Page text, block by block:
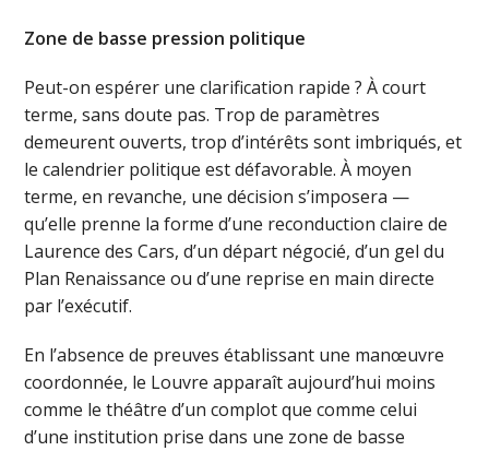
Zone de basse pression politique
Peut-on espérer une clarification rapide ? À court
terme, sans doute pas. Trop de paramètres
demeurent ouverts, trop d’intérêts sont imbriqués, et
le calendrier politique est défavorable. À moyen
terme, en revanche, une décision s’imposera —
qu’elle prenne la forme d’une reconduction claire de
Laurence des Cars, d’un départ négocié, d’un gel du
Plan Renaissance ou d’une reprise en main directe
par l’exécutif.
En l’absence de preuves établissant une manœuvre
coordonnée, le Louvre apparaît aujourd’hui moins
comme le théâtre d’un complot que comme celui
d’une institution prise dans une zone de basse